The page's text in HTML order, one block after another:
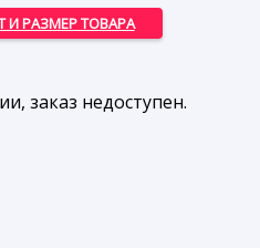
И РАЗМЕР ТОВАРА
заказ недоступен.